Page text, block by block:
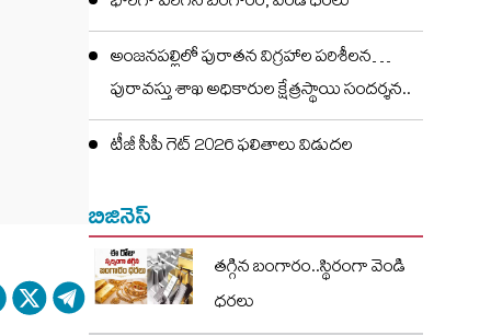
అంజనపల్లిలో పురాతన విగ్రహాల పరిశీలన…
పురావస్తు శాఖ అధికారుల క్షేత్రస్థాయి సందర్శన..
టీజీ సీపీ గెట్ 2026 ఫలితాలు విడుదల
బిజినెస్
తగ్గిన బంగారం..స్థిరంగా వెండి
ధరలు